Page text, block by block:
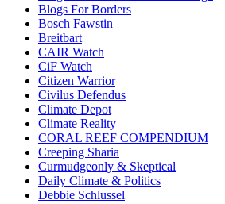
Blogs For Borders
Bosch Fawstin
Breitbart
CAIR Watch
CiF Watch
Citizen Warrior
Civilus Defendus
Climate Depot
Climate Reality
CORAL REEF COMPENDIUM
Creeping Sharia
Curmudgeonly & Skeptical
Daily Climate & Politics
Debbie Schlussel